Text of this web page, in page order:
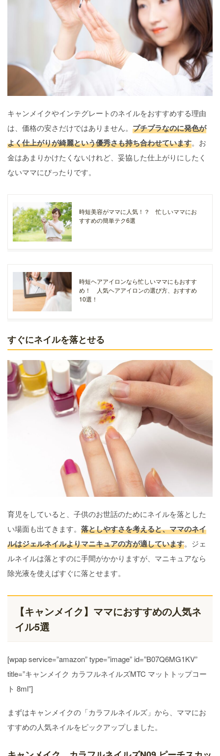
キャンメイクやインテグレートのネイルをおすすめする理由
は、価格の安さだけではありません。 プチプラなのに発色が
よく仕上がりが綺麗という優秀さも持ち合わせています。お
金はあまりかけたくないけれど、妥協した仕上がりにしたく
ないママにぴったりです。
時短美容がママに人気！？ 忙しいママにお
すすめの簡単テク6選
時短ヘアアイロンなら忙しいママにもおすす
め！ 人気ヘアアイロンの選び方、おすすめ
10選！
すぐにネイルを落とせる
育児をしていると、子供のお世話のためにネイルを落とした
い場面も出てきます。 落としやすさを考えると、ママのネイ
ルはジェルネイルよりマニキュアの方が適しています。ジェ
ルネイルは落とすのに手間がかかりますが、マニキュアなら
除光液を使えばすぐに落とせます。
【キャンメイク】ママにおすすめの人気ネ
イル5選
[wpap service=”amazon” type=”image” id=”B07Q6MG1KV”
title=”キャンメイク カラフルネイルズMTC マットトップコー
ト 8ml”]
まずはキャンメイクの「カラフルネイルズ」から、ママにお
すすめの人気ネイルをピックアップしました。